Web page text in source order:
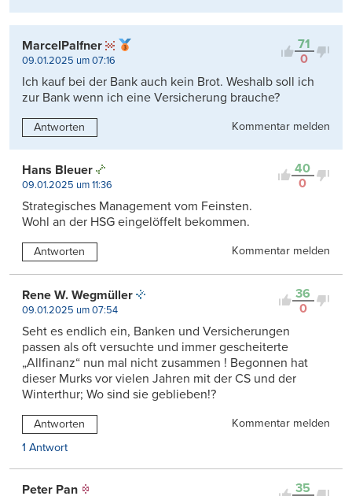
71
0
MarcelPalfner
09.01.2025 um 07:16
Ich kauf bei der Bank auch kein Brot. Weshalb soll ich
zur Bank wenn ich eine Versicherung brauche?
Antworten Kommentar melden
40
0
Hans Bleuer
09.01.2025 um 11:36
Strategisches Management vom Feinsten.
Wohl an der HSG eingelöffelt bekommen.
Antworten Kommentar melden
36
0
Rene W. Wegmüller
09.01.2025 um 07:54
Seht es endlich ein, Banken und Versicherungen
passen als oft versuchte und immer gescheiterte
„Allfinanz“ nun mal nicht zusammen ! Begonnen hat
dieser Murks vor vielen Jahren mit der CS und der
Winterthur; Wo sind sie geblieben!?
Antworten
Kommentar melden
1 Antwort
35
Peter Pan